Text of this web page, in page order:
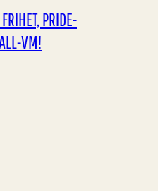
PRIDE-
VM!